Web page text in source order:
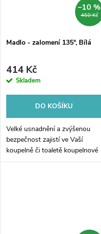
460 Kč
–10 %
Madlo - zalomení 135°, Bílá
414 Kč
Skladem
DO KOŠÍKU
Velké usnadnění a zvýšenou
bezpečnost zajistí ve Vaší
koupelně či toaletě koupelnové
madlo. Zalomení koupelnového